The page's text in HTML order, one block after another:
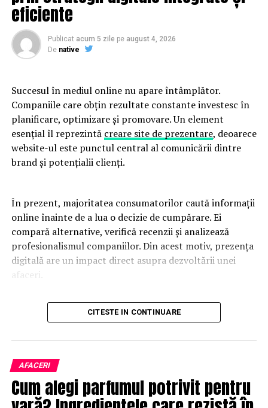
eficiente
Publicat acum 5 zile pe august 4, 2026
De native
Succesul în mediul online nu apare întâmplător.
Companiile care obțin rezultate constante investesc în
planificare, optimizare și promovare. Un element
esențial îl reprezintă creare site de prezentare, deoarece
website-ul este punctul central al comunicării dintre
brand și potențialii clienți.
În prezent, majoritatea consumatorilor caută informații
online înainte de a lua o decizie de cumpărare. Ei
compară alternative, verifică recenzii și analizează
profesionalismul companiilor. Din acest motiv, prezența
digitală are un impact direct asupra dezvoltării unei
Un website modern trebuie să fie rapid, intuitiv și
adaptat tuturor dispozitivelor. Utilizatorii apreciază
experiență pozitivă contribuie la creșterea încrederii și
la îmbunătățirea ratelor de conversie.
Designul profesional influențează percepția asupra
CITESTE IN CONTINUARE
AFACERI
Cum alegi parfumul potrivit pentru